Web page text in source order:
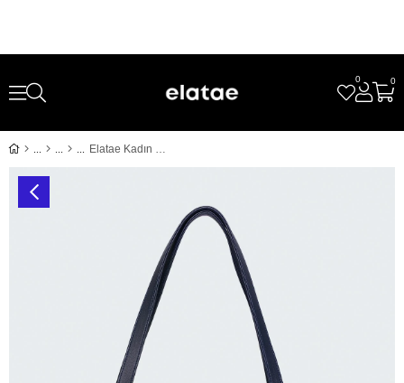
0
0
Elatae Kadın Omuz Çantası Lacivert ELT0348 – Günlük Şık Tasarım, Hafif ve Kullanışlı